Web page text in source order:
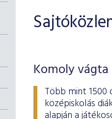
Komoly
Több mint 1500
középiskolás
alapján a